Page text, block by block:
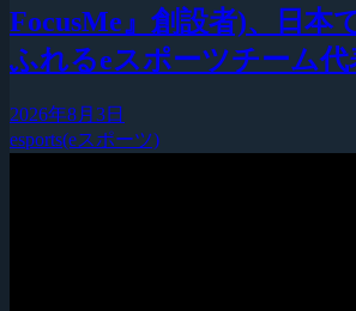
FocusMe』創設者)、日本
ふれるeスポーツチーム代
2026年8月3日
esports(eスポーツ)